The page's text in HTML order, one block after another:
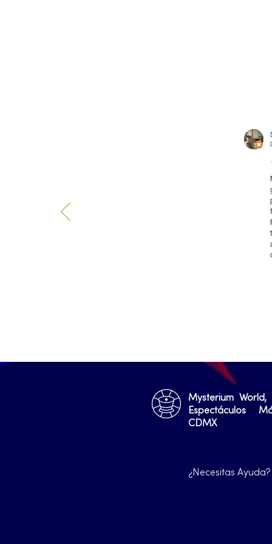
Mysterium
Espectáculos
CDMX
¿Necesitas Ayuda?